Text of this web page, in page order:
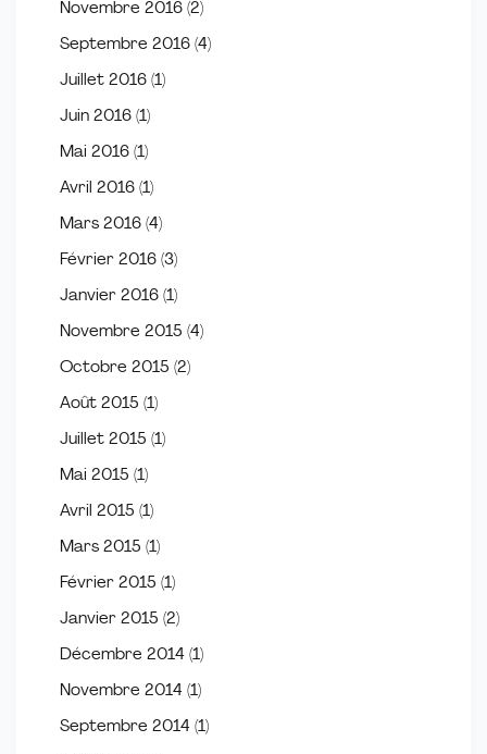
Novembre 2016 (2)
Septembre 2016 (4)
Juillet 2016 (1)
Juin 2016 (1)
Mai 2016 (1)
Avril 2016 (1)
Mars 2016 (4)
Février 2016 (3)
Janvier 2016 (1)
Novembre 2015 (4)
Octobre 2015 (2)
Août 2015 (1)
Juillet 2015 (1)
Mai 2015 (1)
Avril 2015 (1)
Mars 2015 (1)
Février 2015 (1)
Janvier 2015 (2)
Décembre 2014 (1)
Novembre 2014 (1)
Septembre 2014 (1)